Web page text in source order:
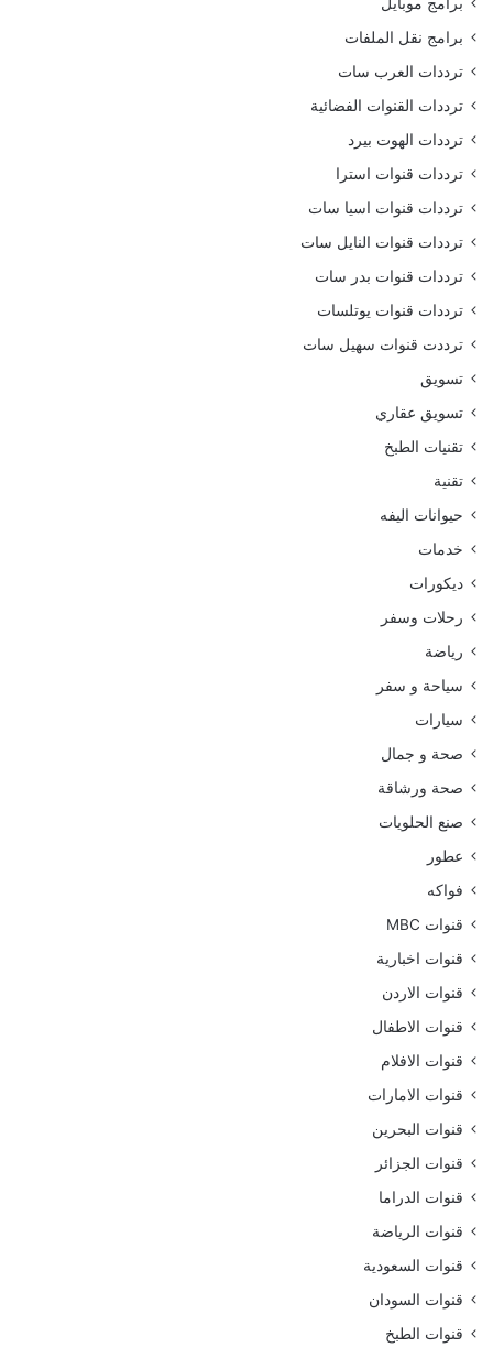
برامج نقل الملفات
ترددات العرب سات
ترددات القنوات الفضائية
ترددات الهوت بيرد
ترددات قنوات استرا
ترددات قنوات اسيا سات
ترددات قنوات النايل سات
ترددات قنوات بدر سات
ترددات قنوات يوتلسات
ترددت قنوات سهيل سات
تسويق
تسويق عقاري
تقنيات الطبخ
تقنية
حيوانات اليفه
خدمات
ديكورات
رحلات وسفر
رياضة
سياحة و سفر
سيارات
صحة و جمال
صحة ورشاقة
صنع الحلويات
عطور
فواكه
قنوات MBC
قنوات اخبارية
قنوات الاردن
قنوات الاطفال
قنوات الافلام
قنوات الامارات
قنوات البحرين
قنوات الجزائر
قنوات الدراما
قنوات الرياضة
قنوات السعودية
قنوات السودان
قنوات الطبخ